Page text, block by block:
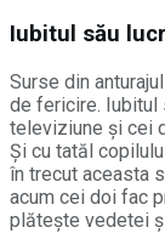
Iubitul său
Surse din
de fericire. Iubitul
televiziune și cei
Și cu tatăl
în trecut aceasta
acum cei doi fac
plătește vedetei